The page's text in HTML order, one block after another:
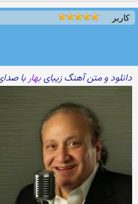
کاربر
دانلود و متن آهنگ زیبایبهاربا